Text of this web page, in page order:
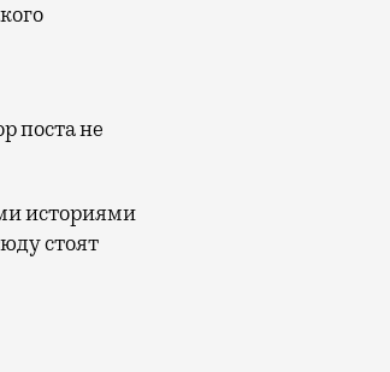
поста не
историями
стоят